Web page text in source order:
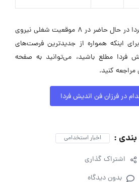
فرزان فن اندیش فردا در حال حاضر در ۸ موقعیت شغلی نیروی
اینکه همواره از جدیدترین فرصت‌های
فردا مطلع باشید، می‌توانید به صفحه
کنید.
در فرزان فن اندیش فردا
: اخبار استخدامی
اشتراک گذاری
بدون دیدگاه